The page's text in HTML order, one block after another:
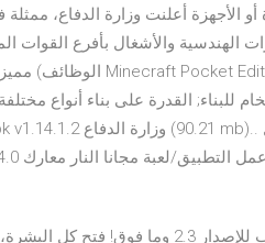
أو الأجهزة أعلنت وزارة الدفاع،
عدد 1493 وظيفة بالإدارات الهندسية والأشغال
للبناء; القدرة على بناء أنواع